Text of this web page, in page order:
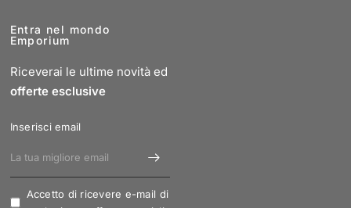
Entra nel mondo
Emporium
Riceverai le ultime novità ed
offerte esclusive
Inserisci email
Accetto di ricevere e-mail di